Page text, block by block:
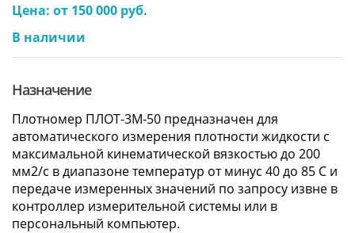
Цена: от 150 000 руб.
В наличии
Назначение
Плотномер ПЛОТ-3М-50 предназначен для
автоматического измерения плотности жидкости с
максимальной кинематической вязкостью до 200
мм2/с в диапазоне температур от минус 40 до 85 С и
передаче измеренных значений по запросу извне в
контроллер измерительной системы или в
персональный компьютер.